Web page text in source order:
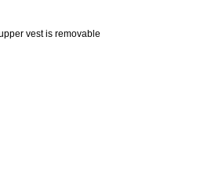
vest is removable